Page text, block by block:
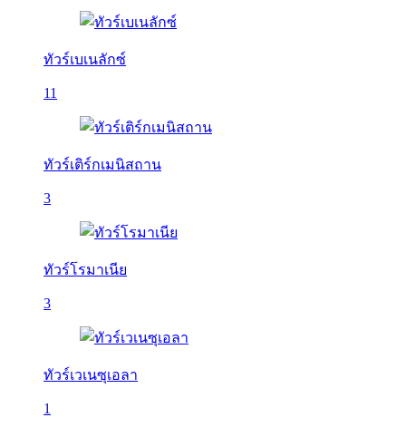
ทัวร์เบเนลักซ์
11
ทัวร์เติร์กเมนิสถาน
3
ทัวร์โรมาเนีย
3
ทัวร์เวเนซุเอลา
1